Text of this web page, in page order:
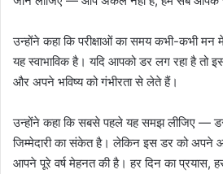
उन्होंने कहा कि परीक्षाओं का समय कभी-कभी
यह स्वाभाविक है। यदि आपको डर लग रहा है तो
और अपने भविष्य को गंभीरता से लेते हैं।
उन्होंने कहा कि सबसे पहले यह समझ लीजिए —
जिम्मेदारी का संकेत है। लेकिन इस डर को अपने
आपने पूरे वर्ष मेहनत की है। हर दिन का प्रयास,